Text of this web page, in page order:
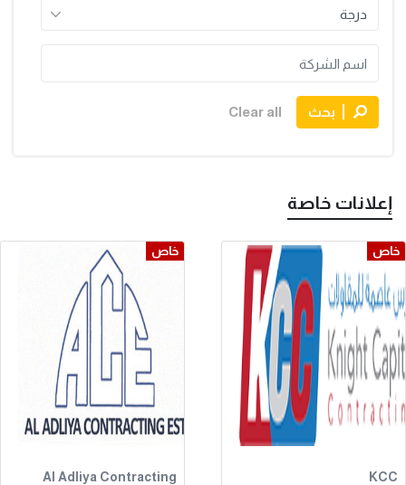
Clear all
إعلانات خاصة
خاص
Al Adliya Contracting
خاص
KCC